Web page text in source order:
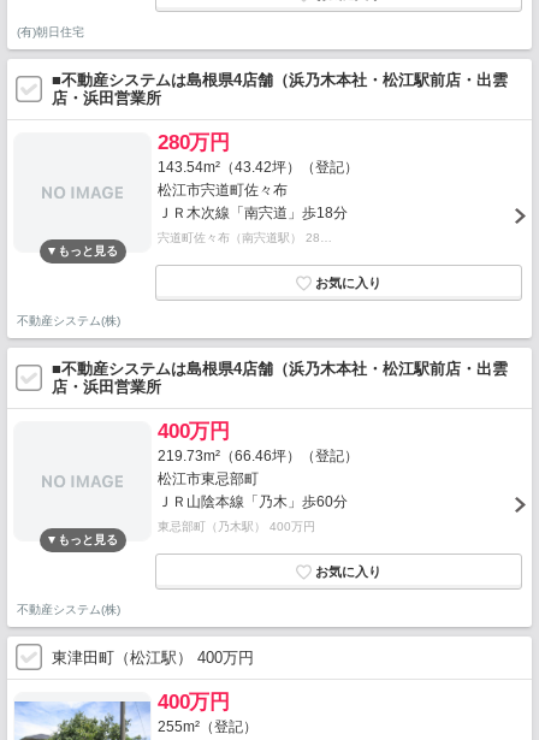
(有)朝日住宅
■不動産システムは島根県4店舗（浜乃木本社・松江駅前店・出雲
店・浜田営業所
280万円
143.54m²（43.42坪）（登記）
松江市宍道町佐々布
ＪＲ木次線「南宍道」歩18分
宍道町佐々布（南宍道駅） 28…
不動産システム(株)
■不動産システムは島根県4店舗（浜乃木本社・松江駅前店・出雲
店・浜田営業所
400万円
219.73m²（66.46坪）（登記）
松江市東忌部町
ＪＲ山陰本線「乃木」歩60分
東忌部町（乃木駅） 400万円
不動産システム(株)
東津田町（松江駅） 400万円
400万円
255m²（登記）